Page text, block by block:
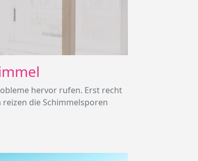
hervor rufen. Erst recht
die Schimmelsporen